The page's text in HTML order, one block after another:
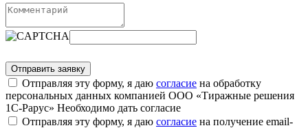
Отправляя эту форму, я даю согласие на обработку
персональных данных компанией ООО «Тиражные решения
1С-Рарус» Необходимо дать согласие
Отправляя эту форму, я даю согласие на получение email-